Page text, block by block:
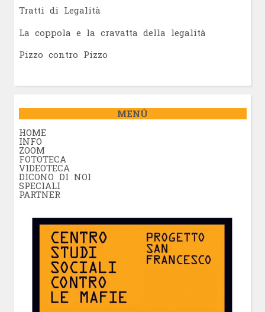
Tratti di Legalità
La coppola e la cravatta della legalità
Pizzo contro Pizzo
MENÚ
HOME
INFO
ZOOM
FOTOTECA
VIDEOTECA
DICONO DI NOI
SPECIALI
PARTNER